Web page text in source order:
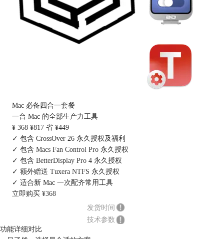
Mac 必备四合一套餐
一台 Mac 的全部生产力工具
¥ 368 ¥817 省 ¥449
✓ 包含 CrossOver 26 永久授权及福利
✓ 包含 Macs Fan Control Pro 永久授权
✓ 包含 BetterDisplay Pro 4 永久授权
✓ 额外赠送 Tuxera NTFS 永久授权
✓ 适合新 Mac 一次配齐常用工具
立即购买 ¥368
发货时间
技术参数
功能详细对比